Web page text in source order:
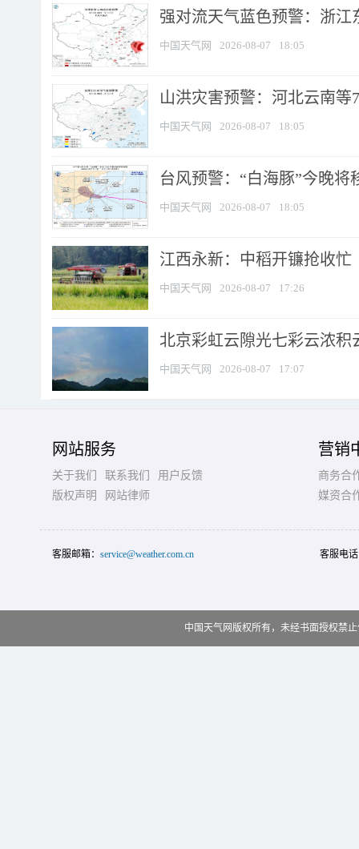
强对流天气蓝色预警：浙江
中国天气网 2026-08-07 18:05
山洪灾害预警：河北云南
中国天气网 2026-08-07 18:05
台风预警：“白海豚”今晚将
中国天气网 2026-08-07 18:05
江西永新：中稻开镰抢收忙
中国天气网 2026-08-07 17:26
北京彩虹云隙光七彩云浓积
中国天气网 2026-08-07 17:07
网站服务
关于我们 联系我们
用户反馈
版权声明
网站律师
营销
商务合
媒资合
客服邮箱： service@weather.com.cn 客服电
中国天气网版权所有，未经书面授权